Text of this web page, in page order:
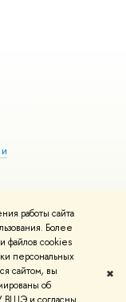
работы сайта
Более
файлов cookies
персональных
сайтом, вы
об
✖